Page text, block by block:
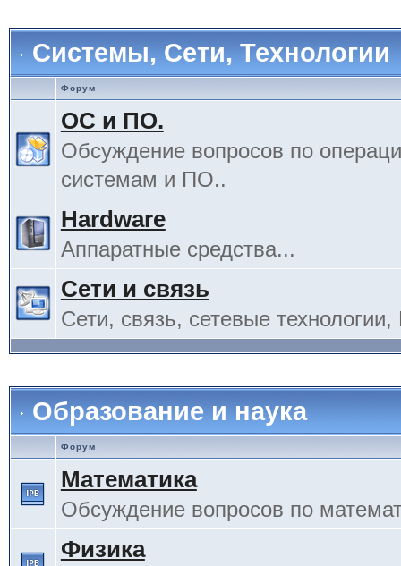
Системы, Сети, Технологии
Форум
ОС и ПО.
Обсуждение вопросов по
системам и ПО..
Hardware
Аппаратные средства...
Сети и связь
Сети, связь, сетевые технологии,
Образование и наука
Форум
Математика
Обсуждение вопросов по
Физика